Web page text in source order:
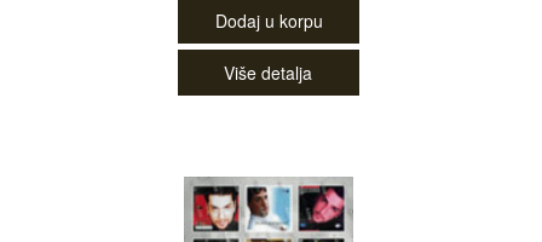
Dodaj u korpu
Više detalja